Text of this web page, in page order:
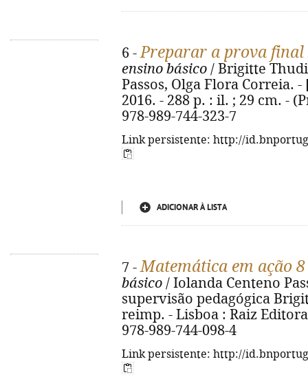
6 -Preparar a prova final
ensino básico / Brigitte
Passos, Olga Flora Correia.
2016. - 288 p. : il. ; 29 cm. -
978-989-744-323-7
Link persistente: http://
ADICIONAR À LISTA
7 -Matemática em ação 8
básico / Iolanda Centeno
supervisão pedagógica
reimp. - Lisboa : Raiz
978-989-744-098-4
Link persistente: http://